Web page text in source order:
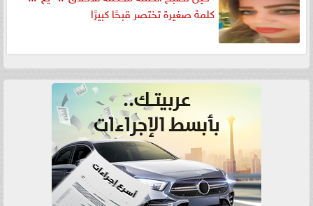
كلمة صغيرة تختصر قبحًا كبيرًا